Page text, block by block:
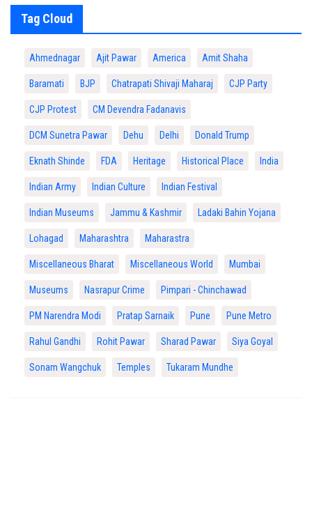
Tag Cloud
Ahmednagar Ajit Pawar America Amit Shaha
Baramati BJP Chatrapati Shivaji Maharaj CJP Party
CJP Protest CM Devendra Fadanavis
DCM Sunetra Pawar Dehu Delhi Donald Trump
Eknath Shinde FDA Heritage Historical Place India
Indian Army Indian Culture Indian Festival
Indian Museums Jammu & Kashmir Ladaki Bahin Yojana
Lohagad Maharashtra Maharastra
Miscellaneous Bharat Miscellaneous World Mumbai
Museums Nasrapur Crime Pimpari - Chinchawad
PM Narendra Modi Pratap Sarnaik Pune Pune Metro
Rahul Gandhi Rohit Pawar Sharad Pawar Siya Goyal
Sonam Wangchuk Temples Tukaram Mundhe